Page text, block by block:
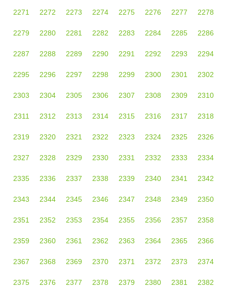
2271 2272 2273 2274 2275 2276 2277 2278
2279 2280 2281 2282 2283 2284 2285 2286
2287 2288 2289 2290 2291 2292 2293 2294
2295 2296 2297 2298 2299 2300 2301 2302
2303 2304 2305 2306 2307 2308 2309 2310
2311 2312 2313 2314 2315 2316 2317 2318
2319 2320 2321 2322 2323 2324 2325 2326
2327 2328 2329 2330 2331 2332 2333 2334
2335 2336 2337 2338 2339 2340 2341 2342
2343 2344 2345 2346 2347 2348 2349 2350
2351 2352 2353 2354 2355 2356 2357 2358
2359 2360 2361 2362 2363 2364 2365 2366
2367 2368 2369 2370 2371 2372 2373 2374
2375 2376 2377 2378 2379 2380 2381 2382